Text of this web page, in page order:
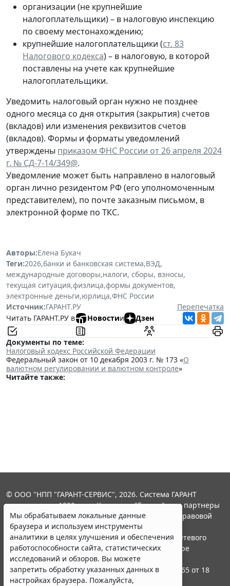
организации (не крупнейшие
налогоплательщики) – в налоговую инспекцию
по своему местонахождению;
крупнейшие налогоплательщики (ст. 83
Налогового кодекса) – в налоговую, в которой
поставлены на учете как крупнейшие
налогоплательщики.
Уведомить налоговый орган нужно не позднее
одного месяца со дня открытия (закрытия) счетов
(вкладов) или изменения реквизитов счетов
(вкладов). Формы и форматы уведомлений
утверждены приказом ФНС России от 26 апреля 2024
г. № СД-7-14/349@.
Уведомление может быть направлено в налоговый
орган лично резидентом РФ (его уполномоченным
представителем), по почте заказным письмом, в
электронной форме по ТКС.
Авторы:Елена Букач
Теги:2026,банки и банковская система,ВЭД,
международные договоры,налоги, сборы, взносы,
текущая ситуация,физлица,формы документов,
электронные деньги,юрлица,ФНС России
Источник:ГАРАНТ.РУ
Перепечатка
Читать ГАРАНТ.РУ в
Новостии Дзен
Документы по теме:
Налоговый кодекс Российской Федерации
Федеральный закон от 10 декабря 2003 г. № 173 «О
валютном регулировании и валютном контроле»
Читайте также:
Мы обрабатываем локальные данные
браузера и используем инструменты
аналитики в целях улучшения и обеспечения
работоспособности сайта, статистических
исследований и обзоров. Вы можете
запретить обработку указанных данных в
настройках браузера. Пожалуйста,
© ООО "НПП "ГАРАНТ-СЕРВИС", 2026. Система ГАРАНТ
выпускается с 1990 года. Компания "Гарант" и ее партнеры
являются участниками Российской ассоциации правовой
информации ГАРАНТ.
Портал ГАРАНТ.РУ зарегистрирован в качестве сетевого
издания Федеральной службой по надзору в сфере
связи,информационных технологий и массовых
коммуникаций (Роскомнадзором), Эл № ФС77-58365 от 18
июня 2014 года.